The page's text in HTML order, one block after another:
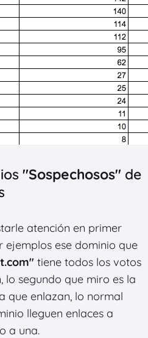
"Sospechosos" de
atención en primer
ejemplos ese dominio que
tiene todos los votos
segundo que miro es la
que enlazan, lo normal
lleguen enlaces a
a una.